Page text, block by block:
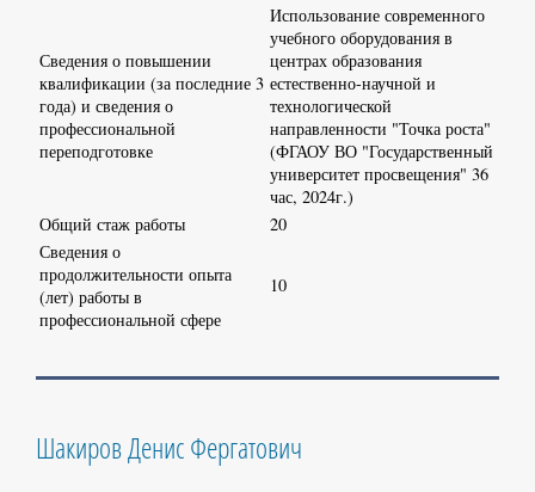
Сведения о повышении
квалификации (за последние 3
года) и сведения о
профессиональной
переподготовке
Использование современного
учебного оборудования в
центрах образования
естественно-научной и
технологической
направленности "Точка роста"
(ФГАОУ ВО "Государственный
университет просвещения" 36
час, 2024г.)
Общий стаж работы
20
Сведения о
продолжительности опыта
(лет) работы в
профессиональной сфере
10
Шакиров Денис Фергатович